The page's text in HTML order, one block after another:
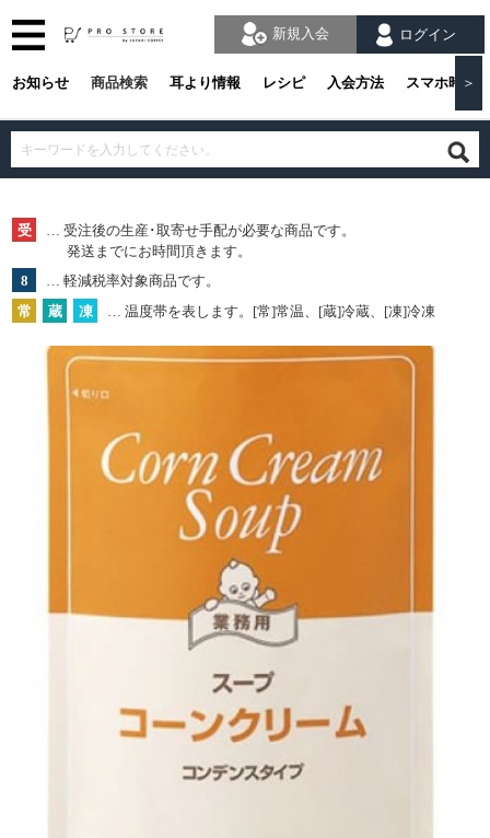
お知らせ 商品検索 耳より情報 レシピ 入会方法 スマホ時の
＞
ログイン
新規入会
受
… 受注後の生産･取寄せ手配が必要な商品です。
発送までにお時間頂きます。
8
… 軽減税率対象商品です。
常
蔵 凍 … 温度帯を表します。[常]常温、[蔵]冷蔵、[凍]冷凍